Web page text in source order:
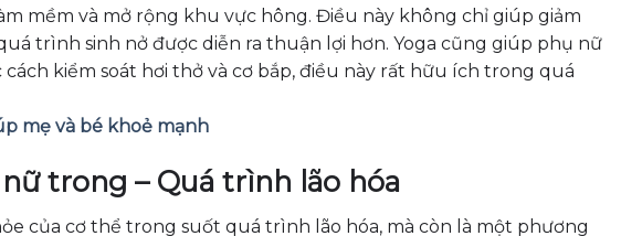
mềm và mở rộng khu vực hông. Điều này không chỉ giúp giảm
trình sinh nở được diễn ra thuận lợi hơn. Yoga cũng giúp phụ nữ
kiểm soát hơi thở và cơ bắp, điều này rất hữu ích trong quá
mẹ và bé khoẻ mạnh
trong – Quá trình lão hóa
của cơ thể trong suốt quá trình lão hóa, mà còn là một phương